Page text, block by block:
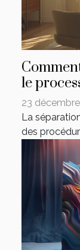
le
23
La
des